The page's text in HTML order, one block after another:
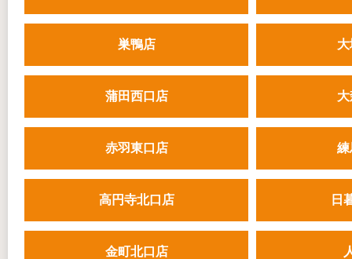
巣鴨店
蒲田西口店
赤羽東口店 練
高円寺北口店 日
金町北口店